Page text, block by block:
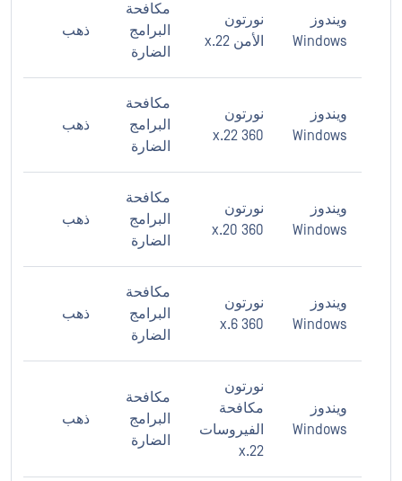
ويندوز
Windows
نورتون
الأمن 22.x
مكافحة
البرامج
الضارة
ذهب
ويندوز
Windows
نورتون
360 22.x
مكافحة
البرامج
الضارة
ذهب
ويندوز
Windows
نورتون
360 20.x
مكافحة
البرامج
الضارة
ذهب
ويندوز
Windows
نورتون
360 6.x
مكافحة
البرامج
الضارة
ذهب
ويندوز
Windows
نورتون
مكافحة
الفيروسات
22.x
مكافحة
البرامج
الضارة
ذهب